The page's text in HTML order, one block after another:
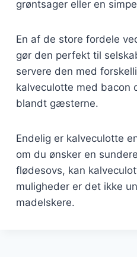
grøntsager eller en
En af de store fordele
gør den perfekt til
servere den med
kalveculotte med bacon
blandt gæsterne.
Endelig er kalveculotte
om du ønsker en
flødesovs, kan
muligheder er det ikke
madelskere.